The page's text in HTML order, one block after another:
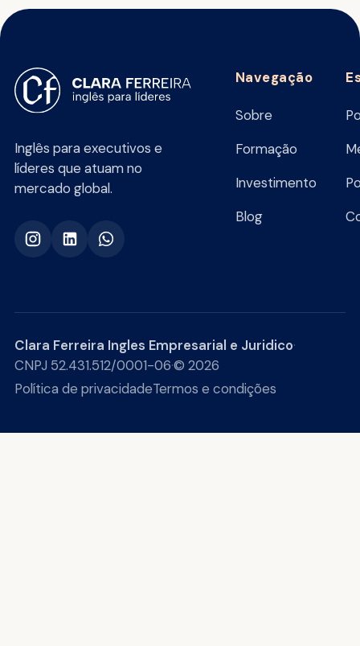
Inglês para executivos e
líderes que atuam no
mercado global.
Navegação
Sobre
Formação
Investimento
Blog
Clara Ferreira Ingles Empresarial e Juridico·
CNPJ 52.431.512/0001-06·© 2026
Política de privacidadeTermos e condições